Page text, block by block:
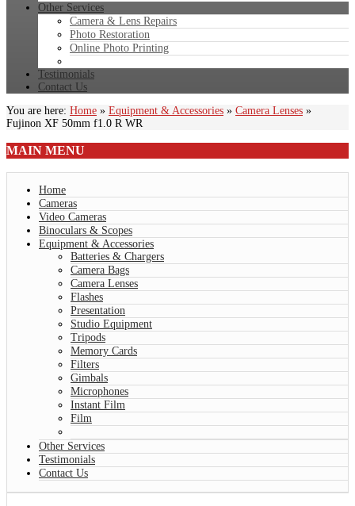
Other Services
Camera & Lens Repairs
Photo Restoration
Online Photo Printing
Testimonials
Contact Us
You are here: Home » Equipment & Accessories » Camera Lenses »
Fujinon XF 50mm f1.0 R WR
MAIN MENU
Home
Cameras
Video Cameras
Binoculars & Scopes
Equipment & Accessories
Batteries & Chargers
Camera Bags
Camera Lenses
Flashes
Presentation
Studio Equipment
Tripods
Memory Cards
Filters
Gimbals
Microphones
Instant Film
Film
Other Services
Testimonials
Contact Us